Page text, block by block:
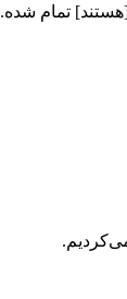
تمام شده.